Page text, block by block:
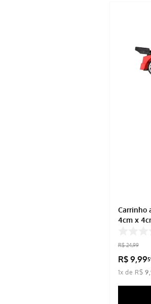
Carrinho
4cm x
R$ 24,99
R$ 9,99
1x de R$ 9,